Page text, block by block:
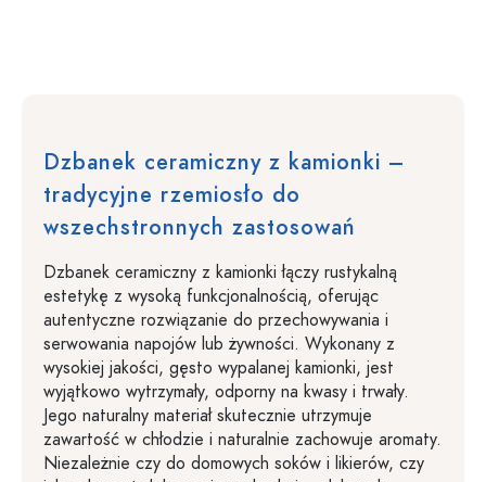
Dzbanek ceramiczny z kamionki –
tradycyjne rzemiosło do
wszechstronnych zastosowań
Dzbanek ceramiczny z kamionki łączy rustykalną
estetykę z wysoką funkcjonalnością, oferując
autentyczne rozwiązanie do przechowywania i
serwowania napojów lub żywności. Wykonany z
wysokiej jakości, gęsto wypalanej kamionki, jest
wyjątkowo wytrzymały, odporny na kwasy i trwały.
Jego naturalny materiał skutecznie utrzymuje
zawartość w chłodzie i naturalnie zachowuje aromaty.
Niezależnie czy do domowych soków i likierów, czy